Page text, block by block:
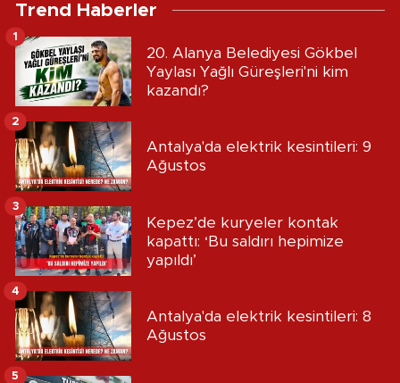
Trend Haberler
20. Alanya Belediyesi Gökbel
Yaylası Yağlı Güreşleri'ni kim
kazandı?
1
Antalya'da elektrik kesintileri: 9
Ağustos
2
Kepez’de kuryeler kontak
kapattı: ‘Bu saldırı hepimize
yapıldı’
3
Antalya'da elektrik kesintileri: 8
Ağustos
4
5